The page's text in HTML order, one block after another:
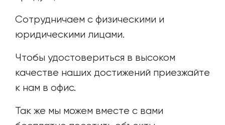
Сотрудничаем с физическими и
юридическими лицами.
Чтобы удостовериться в высоком
качестве наших достижений приезжайте
к нам в офис.
Так же мы можем вместе с вами